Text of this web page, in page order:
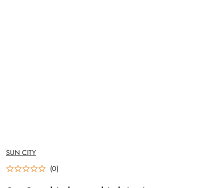
NAZWA
PRODUCENTA:
SUN CITY
(0)